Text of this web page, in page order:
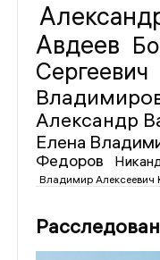
Авдеев
Сергеевич
Александр
Елена
Федоров
Владимир Алексеевич